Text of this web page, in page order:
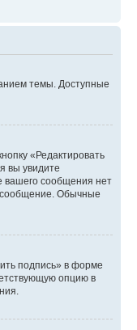
темы. Доступные
«Редактировать
вы увидите
вашего сообщения нет
сообщение. Обычные
подпись» в форме
опцию в